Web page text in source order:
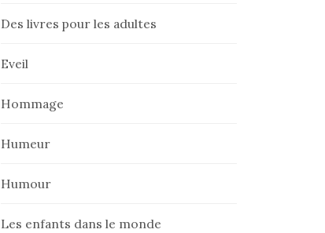
Des livres pour les adultes
Eveil
Hommage
Humeur
Humour
Les enfants dans le monde